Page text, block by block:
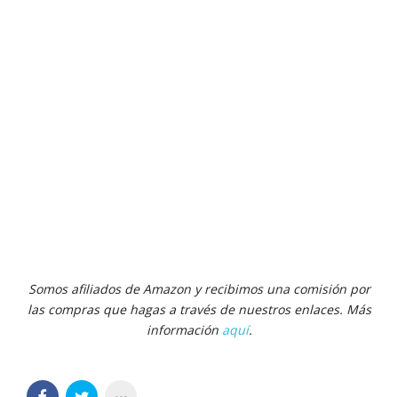
Somos afiliados de Amazon y recibimos una comisión por
las compras que hagas a través de nuestros enlaces. Más
información aquí.